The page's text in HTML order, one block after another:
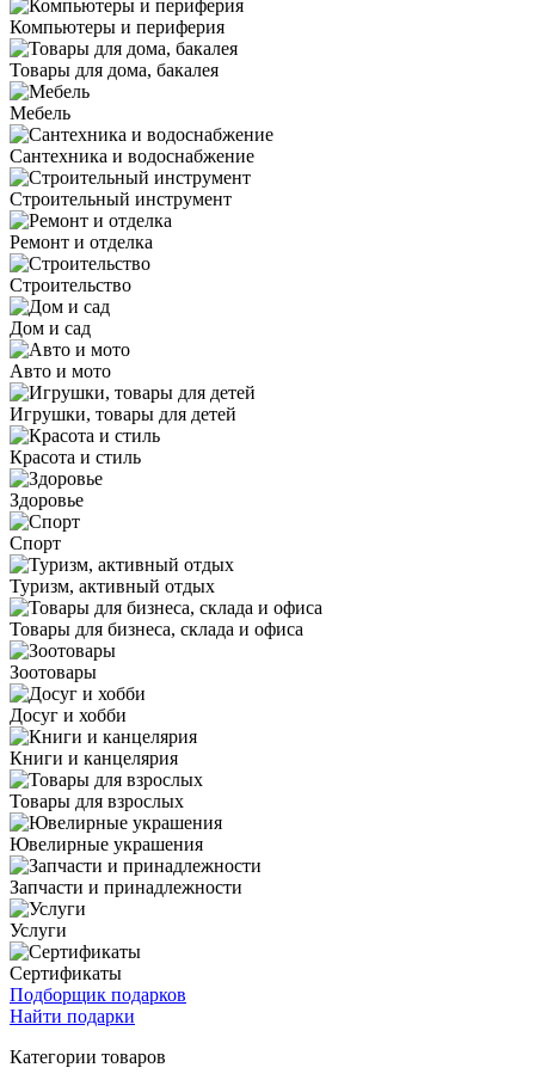
Компьютеры и периферия
Товары для дома, бакалея
Мебель
Сантехника и водоснабжение
Строительный инструмент
Ремонт и отделка
Строительство
Дом и сад
Авто и мото
Игрушки, товары для детей
Красота и стиль
Здоровье
Спорт
Туризм, активный отдых
Товары для бизнеса, склада и офиса
Зоотовары
Досуг и хобби
Книги и канцелярия
Товары для взрослых
Ювелирные украшения
Запчасти и принадлежности
Услуги
Сертификаты
Подборщик подарков
Найти подарки
Категории товаров